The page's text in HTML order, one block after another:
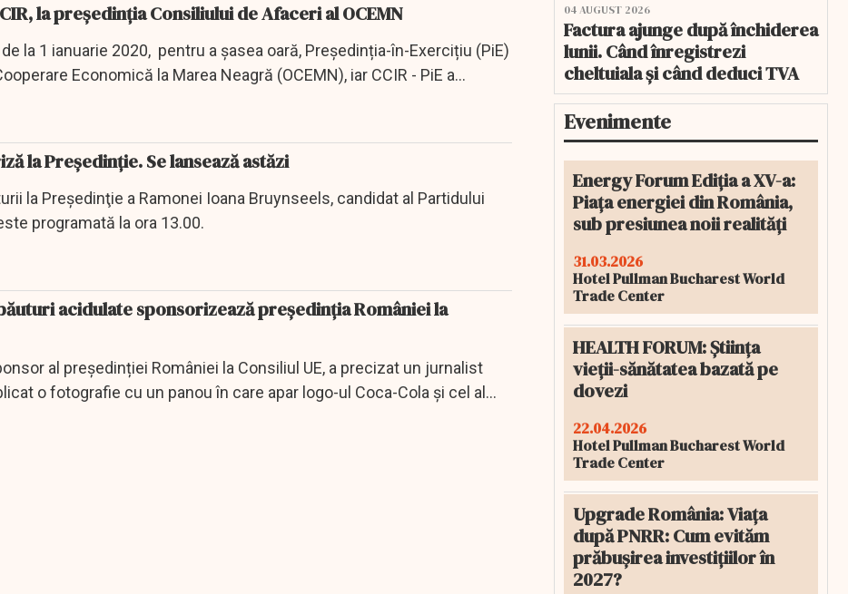
Mihai Daraban,CCIR, la președinția Consiliului de Afaceri al OCEMN
la 1 ianuarie 2020, pentru a șasea oară, Președinția-în-Exercițiu (PiE)
Economică la Marea Neagră (OCEMN), iar CCIR - PiE a
la Președinție. Se lansează astăzi
la Preşedinţie a Ramonei Ioana Bruynseels, candidat al Partidului
programată la ora 13.00.
acidulate sponsorizează președinția României la
al președinției României la Consiliul UE, a precizat un jurnalist
o fotografie cu un panou în care apar logo-ul Coca-Cola și cel al
04 AUGUST 2026
Factura ajunge după închiderea
lunii. Când înregistrezi
cheltuiala și când deduci TVA
Evenimente
Energy Forum Ediția a XV-a:
Piața energiei din România,
sub presiunea noii realități
31.03.2026
Hotel Pullman Bucharest World
Trade Center
HEALTH FORUM: Știința
vieții-sănătatea bazată pe
dovezi
22.04.2026
Hotel Pullman Bucharest World
Trade Center
Upgrade România: Viața
după PNRR: Cum evităm
prăbușirea investițiilor în
2027?